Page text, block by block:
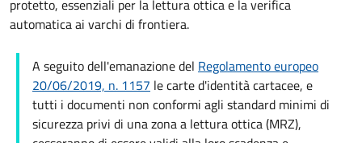
protetto, essenziali per la lettura ottica e la verifica
automatica ai varchi di frontiera.
A seguito dell'emanazione del Regolamento europeo
20/06/2019, n. 1157 le carte d'identità cartacee, e
tutti i documenti non conformi agli standard minimi di
sicurezza privi di una zona a lettura ottica (MRZ),